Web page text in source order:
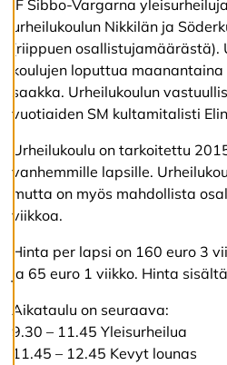
s
e
t
u
k
si
a
K
i
e
l
ä
k
a
k
k
i
IF Sibbo-Vargarna
urheilukoulun Nikkilän ja
(riippuen osallistujamäärästä).
koulujen loputtua
saakka. Urheilukoulun
vuotiaiden SM kultamitalisti
Urheilukoulu on tarkoitettu
vanhemmille lapsille.
mutta on myös mahdollista
viikkoa.
Hinta per lapsi on 160 euro 3
ja 65 euro 1 viikko. Hinta
Aikataulu on seuraava:
9.30 – 11.45 Yleisurheilua
11.45 – 12.45 Kevyt lounas